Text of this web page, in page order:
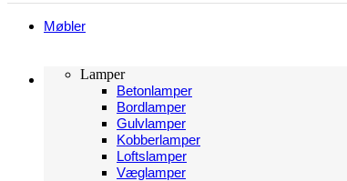
Møbler
BelysningLamper
Betonlamper
Bordlamper
Gulvlamper
Kobberlamper
Loftslamper
Væglamper